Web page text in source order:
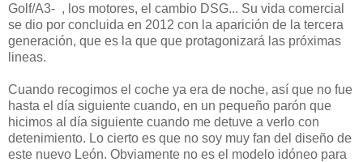
Golf/A3- , los motores, el cambio DSG... Su vida comercial
se dio por concluida en 2012 con la aparición de la tercera
generación, que es la que que protagonizará las próximas
lineas.
Cuando recogimos el coche ya era de noche, así que no fue
hasta el día siguiente cuando, en un pequeño parón que
hicimos al día siguiente cuando me detuve a verlo con
detenimiento. Lo cierto es que no soy muy fan del diseño de
este nuevo León. Obviamente no es el modelo idóneo para